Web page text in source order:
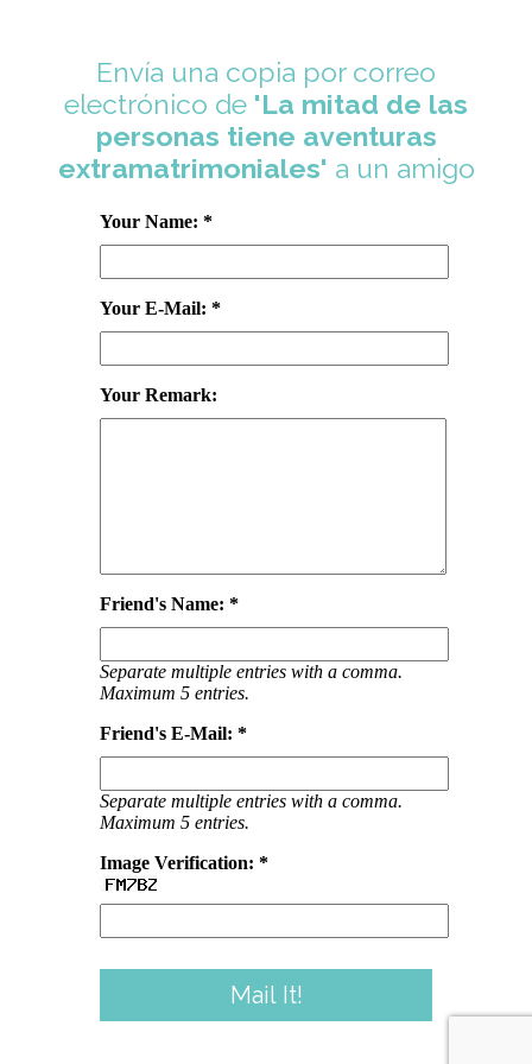
Envía una copia por correo
electrónico de 'La mitad de las
personas tiene aventuras
extramatrimoniales' a un amigo
Your Name: *
Your E-Mail: *
Your Remark:
Friend's Name: *
Separate multiple entries with a comma.
Maximum 5 entries.
Friend's E-Mail: *
Separate multiple entries with a comma.
Maximum 5 entries.
Image Verification: *